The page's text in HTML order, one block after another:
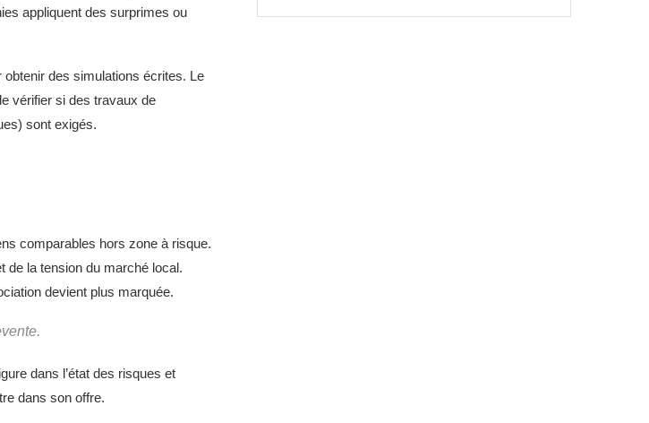
appliquent des surprimes ou
des simulations écrites. Le
vérifier si des travaux de
sont exigés.
comparables hors zone à risque.
de la tension du marché local.
devient plus marquée.
dans l’état des risques et
dans son offre.